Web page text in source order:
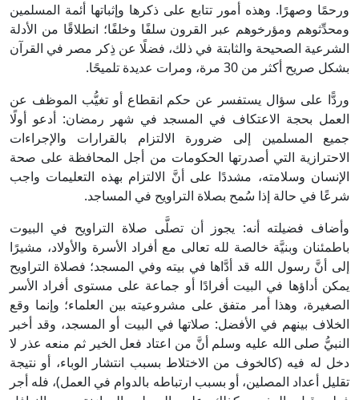
ورحمًا وصهرًا. وهذه أمور تتابع على ذكرها وإثباتها أئمة المسلمين
ومحدِّثوهم ومؤرخوهم عبر القرون سلفًا وخلفًا؛ انطلاقًا من الأدلة
الشرعية الصحيحة والثابتة في ذلك، فضلًا عن ذِكر مصر في القرآن
بشكل صريح أكثر من 30 مرة، ومرات عديدة تلميحًا.
وردًّا على سؤال يستفسر عن حكم انقطاع أو تغيُّب الموظف عن
العمل بحجة الاعتكاف في المسجد في شهر رمضان: أدعو أولًا
جميع المسلمين إلى ضرورة الالتزام بالقرارات والإجراءات
الاحترازية التي أصدرتها الحكومات من أجل المحافظة على صحة
الإنسان وسلامته، مشددًا على أنَّ الالتزام بهذه التعليمات واجب
شرعًا في حالة إذا سُمح بصلاة التراويح في المساجد.
وأضاف فضيلته أنه: يجوز أن تصلَّى صلاة التراويح في البيوت
باطمئنان وبنيَّة خالصة لله تعالى مع أفراد الأسرة والأولاد، مشيرًا
إلى أنَّ رسول الله قد أدَّاها في بيته وفي المسجد؛ فصلاة التراويح
يمكن أداؤها في البيت أفرادًا أو جماعة على مستوى أفراد الأسر
الصغيرة، وهذا أمر متفق على مشروعيته بين العلماء؛ وإنما وقع
الخلاف بينهم في الأفضل: صلاتها في البيت أو المسجد، وقد أخبر
النبيُّ صلى الله عليه وسلم أنَّ من اعتاد فعل الخير ثم منعه عذر لا
دخل له فيه (كالخوف من الاختلاط بسبب انتشار الوباء، أو نتيجة
تقليل أعداد المصلين، أو بسبب ارتباطه بالدوام في العمل)، فله أجر